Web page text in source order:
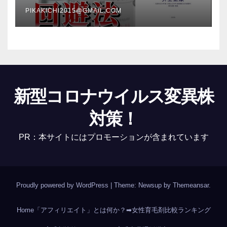
PIKAKICHI2015@GMAIL.COM
新型コロナウイルス変異株
対策！
PR：本サイトにはプロモーションが含まれています
Proudly powered by WordPress Theme: Newsup by Themeansar.
Home「アフィリエイト」とは何か？ ➡女性育毛剤比較ランキング